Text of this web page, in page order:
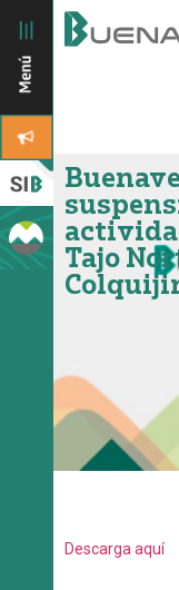
Tajo
Descarga aquí